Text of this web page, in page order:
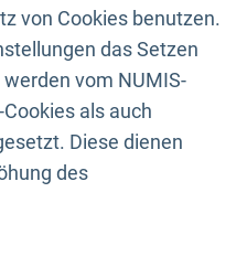
von Cookies benutzen.
das Setzen
vom NUMIS-
als auch
Diese dienen
des